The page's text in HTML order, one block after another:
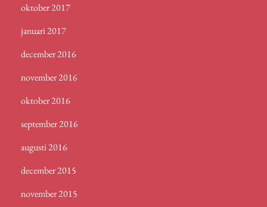
oktober 2017
januari 2017
december 2016
november 2016
oktober 2016
september 2016
augusti 2016
december 2015
november 2015